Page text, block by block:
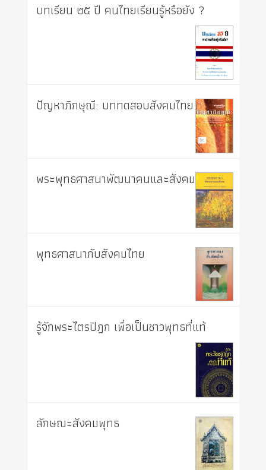
บทเรียน ๒๕ ปี คนไทยเรียนรู้หรือยัง ?
ปัญหาภิกษุณี: บททดสอบสังคมไทย
พระพุทธศาสนาพัฒนาคนและสังคม
พุทธศาสนากับสังคมไทย
รู้จักพระไตรปิฎก เพื่อเป็นชาวพุทธที่แท้
ลักษณะสังคมพุทธ